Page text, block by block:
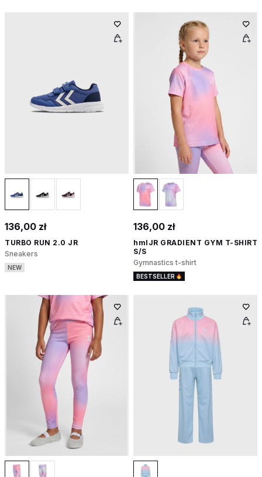
136,00 zł
TURBO RUN 2.0 JR
Sneakers
NEW
136,00 zł
hmlJR GRADIENT GYM T-SHIRT
S/S
Gymnastics t-shirt
BESTSELLER